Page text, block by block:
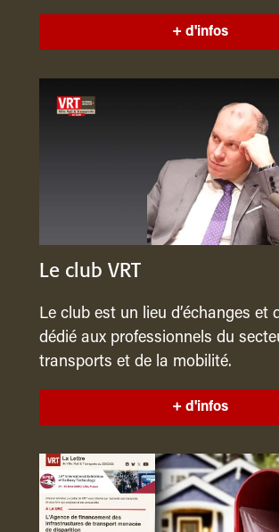
+ d'infos
Le club VRT
Le club est un lieu d’échanges et
dédié aux professionnels du
transports et de la mobilité.
+ d'infos